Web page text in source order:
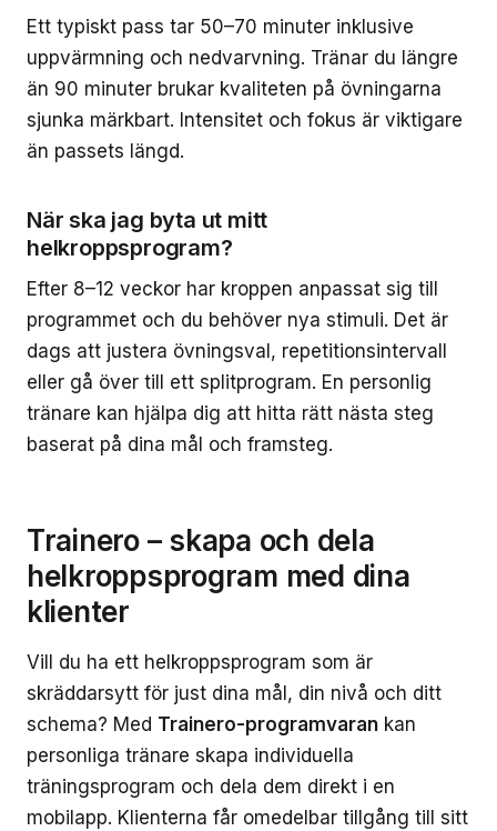
Ett typiskt pass tar 50–70 minuter inklusive
uppvärmning och nedvarvning. Tränar du längre
än 90 minuter brukar kvaliteten på övningarna
sjunka märkbart. Intensitet och fokus är viktigare
än passets längd.
När ska jag byta ut mitt
helkroppsprogram?
Efter 8–12 veckor har kroppen anpassat sig till
programmet och du behöver nya stimuli. Det är
dags att justera övningsval, repetitionsintervall
eller gå över till ett splitprogram. En personlig
tränare kan hjälpa dig att hitta rätt nästa steg
baserat på dina mål och framsteg.
Trainero – skapa och dela
helkroppsprogram med dina
klienter
Vill du ha ett helkroppsprogram som är
skräddarsytt för just dina mål, din nivå och ditt
schema? Med Trainero-programvaran kan
personliga tränare skapa individuella
träningsprogram och dela dem direkt i en
mobilapp. Klienterna får omedelbar tillgång till sitt